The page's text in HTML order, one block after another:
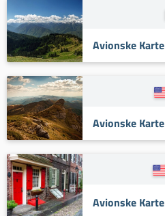
Avionske Karte
Avionske Karte
Avionske Karte